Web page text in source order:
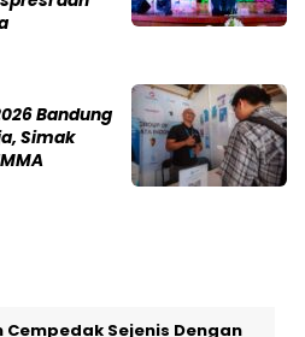
Bandung
Simak
Sejenis Dengan